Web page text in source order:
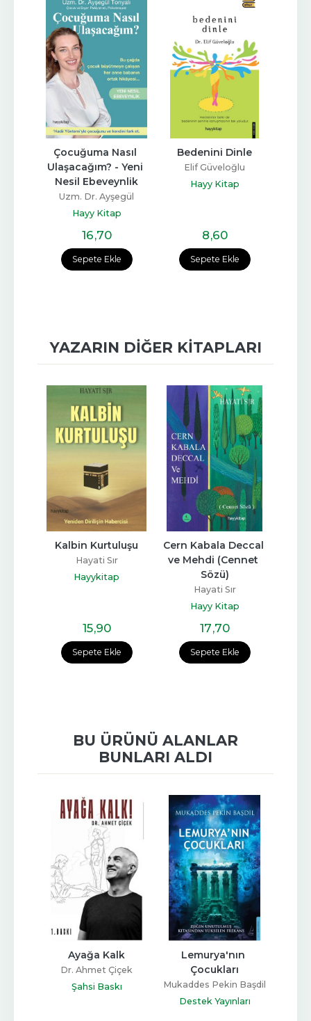
Sepete Ekle
Çocuğuma Nasıl
Ulaşacağım? - Yeni
Nesil Ebeveynlik
Uzm. Dr. Ayşegül
Tonyalı
Hayy Kitap
16,70
Sepete Ekle
Bedenini Dinle
Elif Güveloğlu
Hayy Kitap
8,60
YAZARIN DIĞER KITAPLARI
Sepete Ekle
Kalbin Kurtuluşu
Hayati Sır
Hayykitap
15,90
Sepete Ekle
Cern Kabala Deccal
ve Mehdi (Cennet
Sözü)
Hayati Sır
Hayy Kitap
17,70
BU ÜRÜNÜ ALANLAR
BUNLARI ALDI
Ayağa Kalk
Dr. Ahmet Çiçek
Şahsi Baskı
Lemurya'nın
Çocukları
Mukaddes Pekin Başdil
Destek Yayınları